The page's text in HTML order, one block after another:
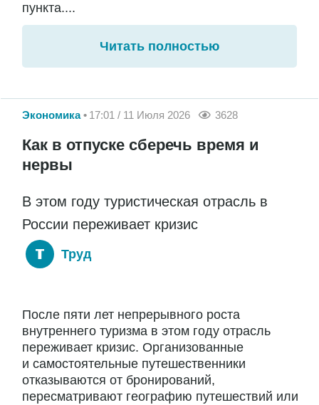
пункта....
Читать полностью
Экономика 17:01 / 11 Июля 2026 3628
Как в отпуске сберечь время и
нервы
В этом году туристическая отрасль в
России переживает кризис
Труд
После пяти лет непрерывного роста
внутреннего туризма в этом году отрасль
переживает кризис. Организованные
и самостоятельные путешественники
отказываются от бронирований,
пересматривают географию путешествий или